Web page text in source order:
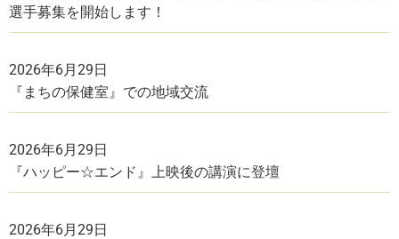
選手募集を開始します！
2026年6月29日
『まちの保健室』での地域交流
2026年6月29日
『ハッピー☆エンド』上映後の講演に登壇
2026年6月29日